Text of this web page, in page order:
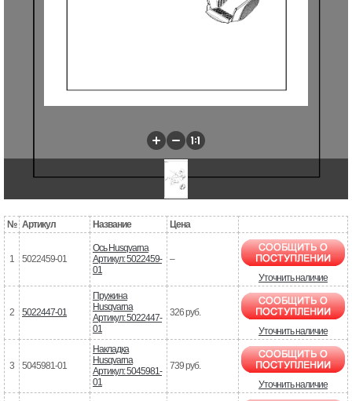
№ Артикул Название Цена
1 5022459-01
Ось Husqvarna
Артикул: 5022459-
01
–
Уточнить наличие
2 5022447-01
Пружина
Husqvarna
Артикул: 5022447-
01
326 руб.
Уточнить наличие
3 5045981-01
Накладка
Husqvarna
Артикул: 5045981-
01
739 руб.
Уточнить наличие